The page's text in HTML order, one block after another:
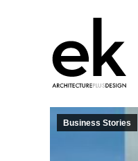
Business Stories